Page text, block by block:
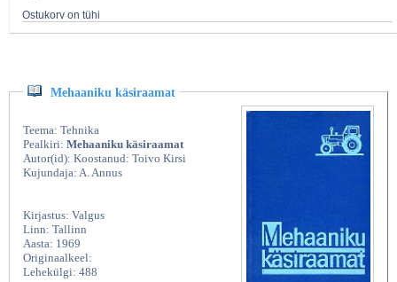
Ostukorv on tühi
Mehaaniku käsiraamat
Teema: Tehnika
Pealkiri: Mehaaniku käsiraamat
Autor(id): Koostanud: Toivo Kirsi
Kujundaja: A. Annus
Kirjastus: Valgus
Linn: Tallinn
Aasta: 1969
Originaalkeel:
Lehekülgi: 488